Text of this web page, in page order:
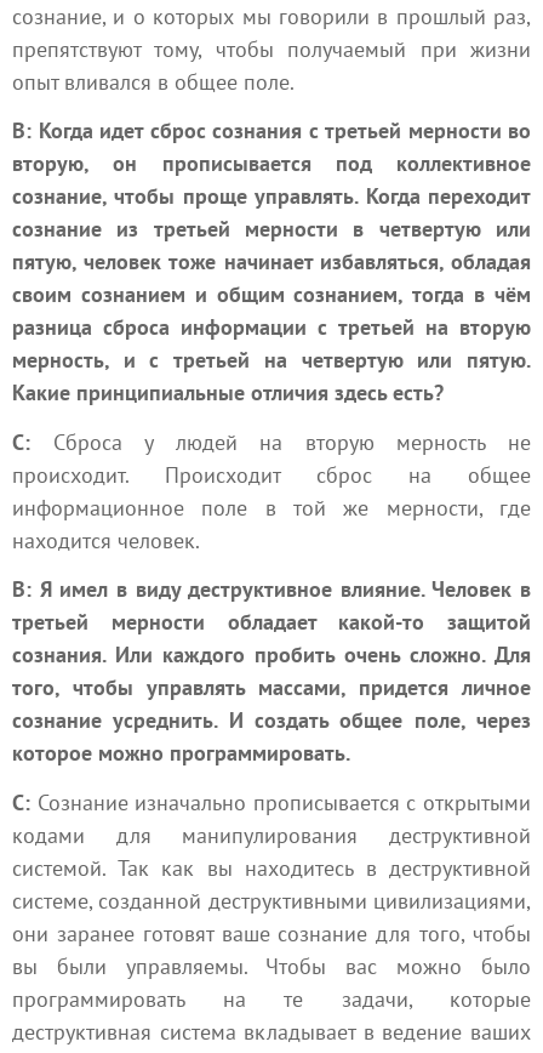
сознание, и о которых мы говорили в прошлый раз,
препятствуют тому, чтобы получаемый при жизни
опыт вливался в общее поле.
В: Когда идет сброс сознания с третьей мерности во
вторую, он прописывается под коллективное
сознание, чтобы проще управлять. Когда переходит
сознание из третьей мерности в четвертую или
пятую, человек тоже начинает избавляться, обладая
своим сознанием и общим сознанием, тогда в чём
разница сброса информации с третьей на вторую
мерность, и с третьей на четвертую или пятую.
Какие принципиальные отличия здесь есть?
С: Сброса у людей на вторую мерность не
происходит. Происходит сброс на общее
информационное поле в той же мерности, где
находится человек.
В: Я имел в виду деструктивное влияние. Человек в
третьей мерности обладает какой-то защитой
сознания. Или каждого пробить очень сложно. Для
того, чтобы управлять массами, придется личное
сознание усреднить. И создать общее поле, через
которое можно программировать.
С: Сознание изначально прописывается с открытыми
кодами для манипулирования деструктивной
системой. Так как вы находитесь в деструктивной
системе, созданной деструктивными цивилизациями,
они заранее готовят ваше сознание для того, чтобы
вы были управляемы. Чтобы вас можно было
программировать на те задачи, которые
деструктивная система вкладывает в ведение ваших